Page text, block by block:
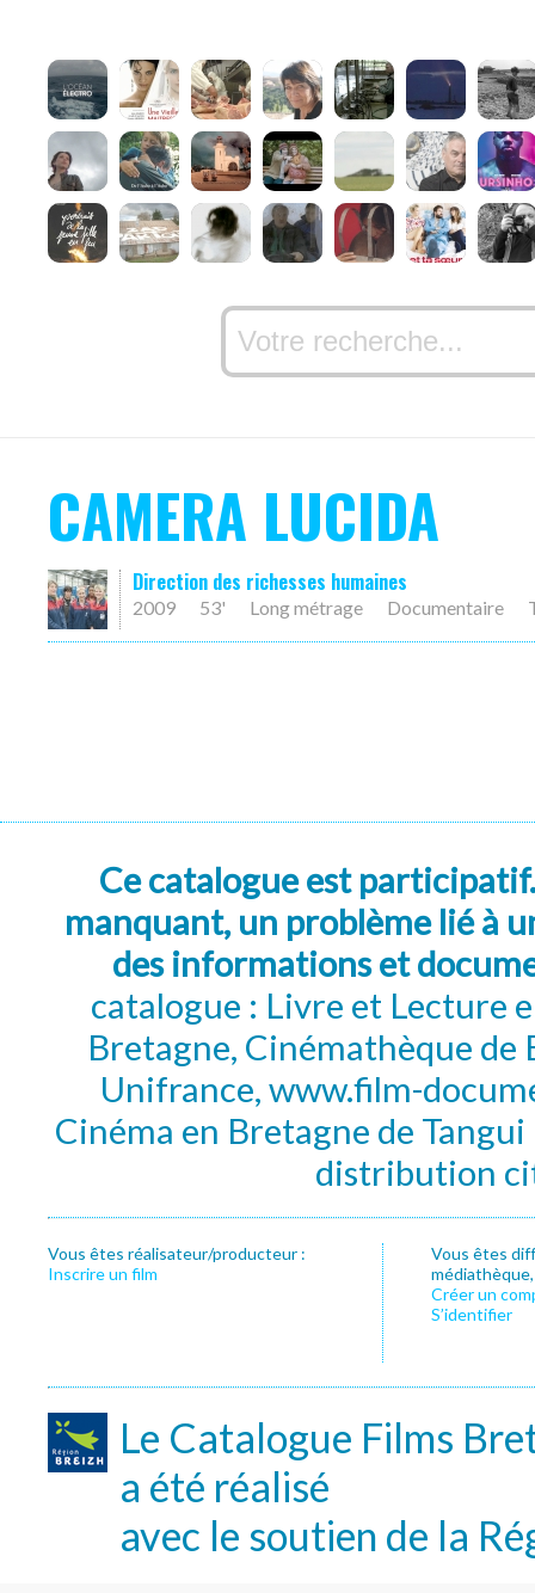
CAMERA LUCIDA
Direction des richesses humaines
2009 53' Long métrage Documentaire
Ce catalogue est
manquant, un problème lié à
des informations et
catalogue : Livre et Lecture
Bretagne, Cinémathèque de
Unifrance, www.film-
Cinéma en Bretagne de
distribution
Vous êtes réalisateur/producteur :
Inscrire un film
Vous êtes
Créer un
S’identifier
Le Catalogue Films
a été réalisé
avec le soutien de la